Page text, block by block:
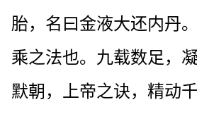
胎，名曰金液大还内丹
乘之法也。九载数足，
默朝，上帝之诀，精动